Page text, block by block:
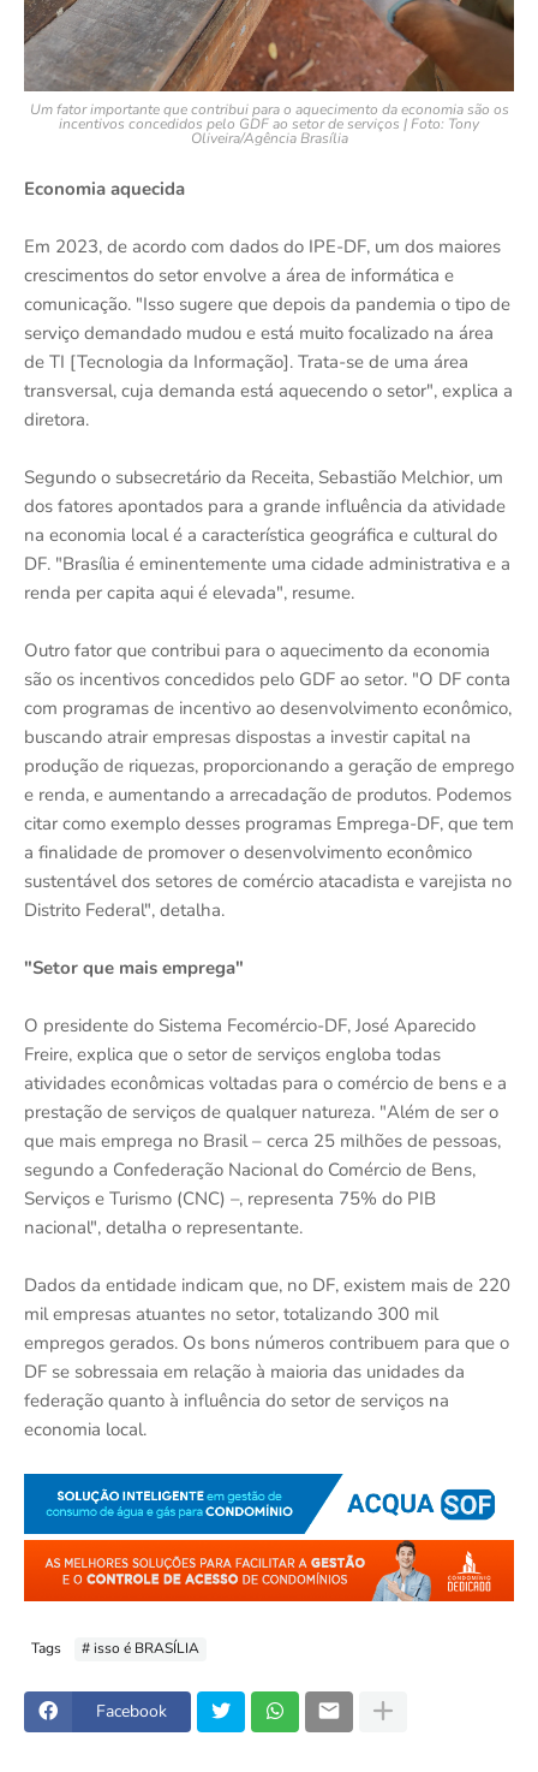
Um fator importante que contribui para o aquecimento da economia são os
incentivos concedidos pelo GDF ao setor de serviços | Foto: Tony
Oliveira/Agência Brasília
Economia aquecida
Em 2023, de acordo com dados do IPE-DF, um dos maiores
crescimentos do setor envolve a área de informática e
comunicação. "Isso sugere que depois da pandemia o tipo de
serviço demandado mudou e está muito focalizado na área
de TI [Tecnologia da Informação]. Trata-se de uma área
transversal, cuja demanda está aquecendo o setor", explica a
diretora.
Segundo o subsecretário da Receita, Sebastião Melchior, um
dos fatores apontados para a grande influência da atividade
na economia local é a característica geográfica e cultural do
DF. "Brasília é eminentemente uma cidade administrativa e a
renda per capita aqui é elevada", resume.
Outro fator que contribui para o aquecimento da economia
são os incentivos concedidos pelo GDF ao setor. "O DF conta
com programas de incentivo ao desenvolvimento econômico,
buscando atrair empresas dispostas a investir capital na
produção de riquezas, proporcionando a geração de emprego
e renda, e aumentando a arrecadação de produtos. Podemos
citar como exemplo desses programas Emprega-DF, que tem
a finalidade de promover o desenvolvimento econômico
sustentável dos setores de comércio atacadista e varejista no
Distrito Federal", detalha.
"Setor que mais emprega"
O presidente do Sistema Fecomércio-DF, José Aparecido
Freire, explica que o setor de serviços engloba todas
atividades econômicas voltadas para o comércio de bens e a
prestação de serviços de qualquer natureza. "Além de ser o
que mais emprega no Brasil – cerca 25 milhões de pessoas,
segundo a Confederação Nacional do Comércio de Bens,
Serviços e Turismo (CNC) –, representa 75% do PIB
nacional", detalha o representante.
Dados da entidade indicam que, no DF, existem mais de 220
mil empresas atuantes no setor, totalizando 300 mil
empregos gerados. Os bons números contribuem para que o
DF se sobressaia em relação à maioria das unidades da
federação quanto à influência do setor de serviços na
economia local.
Tags # isso é BRASÍLIA
Facebook